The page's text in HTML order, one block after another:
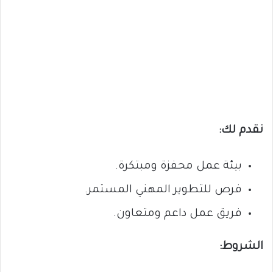
نقدم لك:
بيئة عمل محفزة ومبتكرة.
فرص للتطوير المهني المستمر.
فريق عمل داعم ومتعاون.
الشروط: